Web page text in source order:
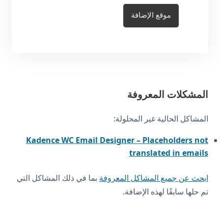
موقع الإضافة
المشكلات المعروفة
المشاكل الحالية غير المحلولة:
Kadence WC Email Designer – Placeholders not
translated in emails
ابحث عن جميع المشاكل المعروفة بما في ذلك المشاكل التي
تم حلها سابقًا لهذه الإضافة.